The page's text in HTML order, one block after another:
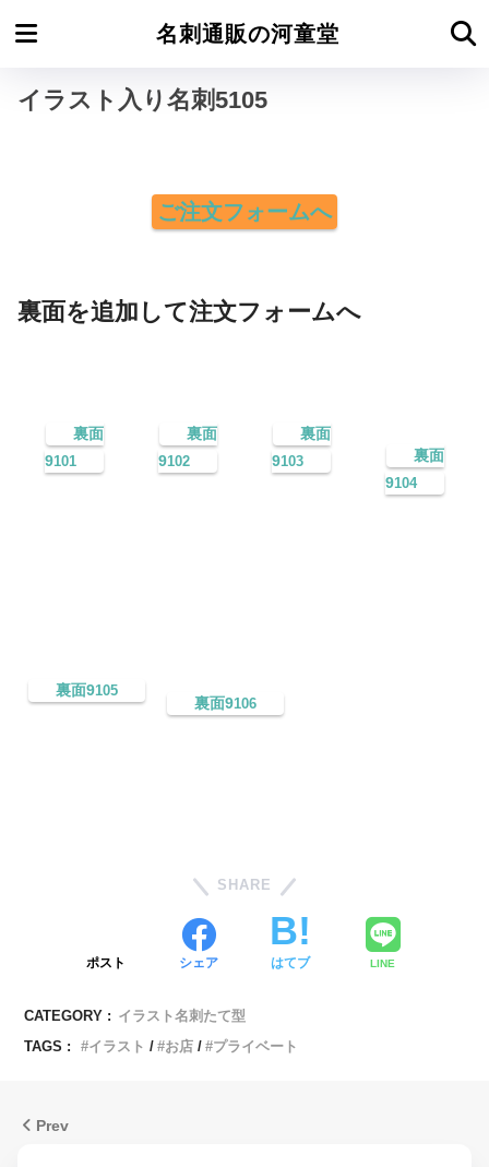
名刺通販の河童堂
ホーム イラスト名刺たて型
イラスト入り名刺5105
ご注文フォームへ
裏面を追加して注文フォームへ
裏面
9101
裏面
9102
裏面
9103
裏面
9104
裏面9105
裏面9106
SHARE
ポスト シェア はてブ LINE
CATEGORY : イラスト名刺たて型
TAGS :
イラスト お店 プライベート
Prev